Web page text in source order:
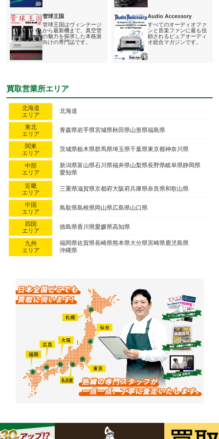
管球王国
管球王国はヴィンテージ
から最新機まで、真空管
の魅力を探求した本格派
向けの専門誌です。
Audio Accessory
すべてのオーディオファ
ンと音楽ファンに最も信
頼されるピュアオーディ
オ総合マガジンです。
買取営業所エリア
北海道
エリア
北海道
東北
エリア
青森県岩手県宮城県秋田県山形県福島県
関東
エリア
茨城県栃木県群馬県埼玉県千葉県東京都神奈川県
中部
エリア
新潟県富山県石川県福井県山梨県長野県岐阜県静岡県
愛知県
近畿
エリア
三重県滋賀県京都府大阪府兵庫県奈良県和歌山県
中国
エリア
鳥取県島根県岡山県広島県山口県
四国
エリア
徳島県香川県愛媛県高知県
九州
エリア
福岡県佐賀県長崎県熊本県大分県宮崎県 鹿児島県
沖縄県